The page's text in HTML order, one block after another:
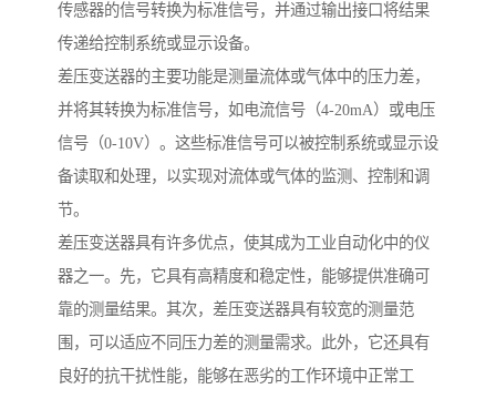
传感器的信号转换为标准信号，并通过输出接口将结果
传递给控制系统或显示设备。
差压变送器的主要功能是测量流体或气体中的压力差，
并将其转换为标准信号，如电流信号（4-20mA）或电压
信号（0-10V）。这些标准信号可以被控制系统或显示设
备读取和处理，以实现对流体或气体的监测、控制和调
节。
差压变送器具有许多优点，使其成为工业自动化中的仪
器之一。先，它具有高精度和稳定性，能够提供准确可
靠的测量结果。其次，差压变送器具有较宽的测量范
围，可以适应不同压力差的测量需求。此外，它还具有
良好的抗干扰性能，能够在恶劣的工作环境中正常工